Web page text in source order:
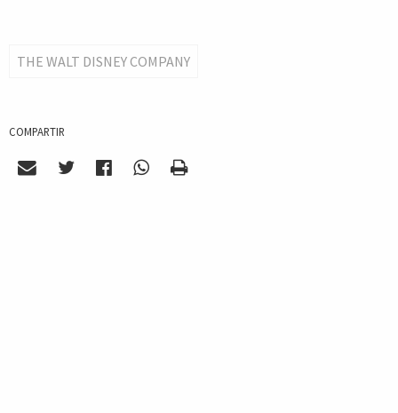
THE WALT DISNEY COMPANY
COMPARTIR